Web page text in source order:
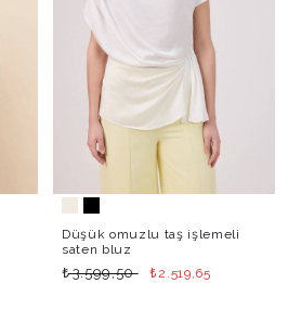
Düşük omuzlu taş işlemeli
saten bluz
₺3.599,50 ₺2.519,65